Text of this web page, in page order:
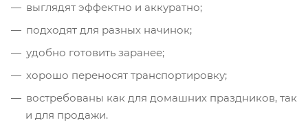
выглядят эффектно и аккуратно;
подходят для разных начинок;
удобно готовить заранее;
хорошо переносят транспортировку;
востребованы как для домашних праздников, так
и для продажи.